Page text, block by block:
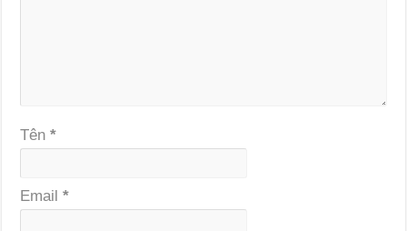
Tên*
Email*